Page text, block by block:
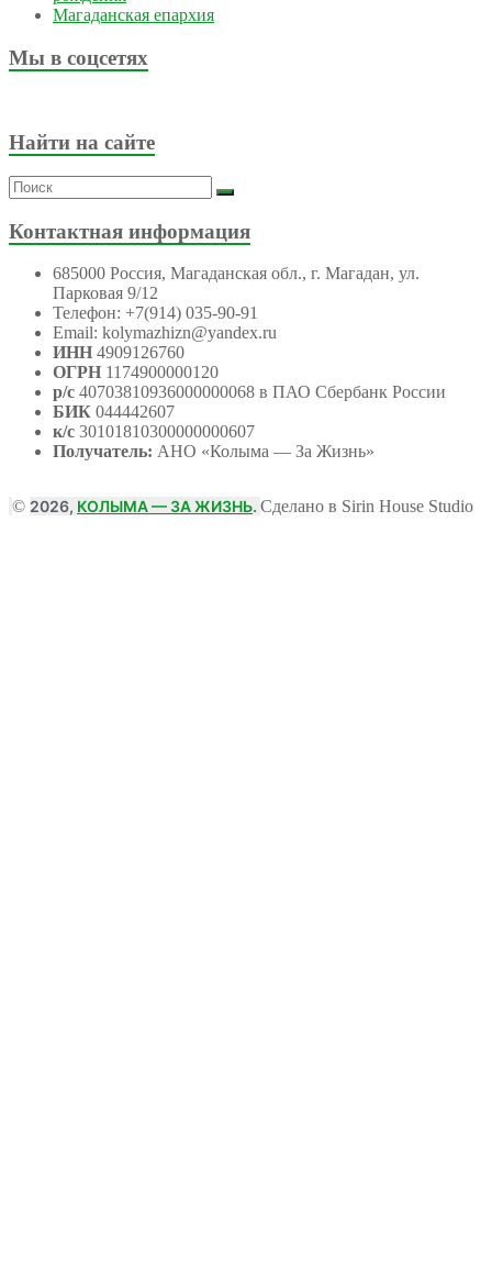
Магаданская епархия
Мы в соцсетях
Найти на сайте
Контактная информация
685000 Россия, Магаданская обл., г. Магадан, ул.
Парковая 9/12
Телефон: +7(914) 035-90-91
Email: kolymazhizn@yandex.ru
ИНН 4909126760
ОГРН 1174900000120
р/с 40703810936000000068 в ПАО Сбербанк России
БИК 044442607
к/с 30101810300000000607
Получатель: АНО «Колыма — За Жизнь»
© 2026, КОЛЫМА — ЗА ЖИЗНЬ. Сделано в Sirin House Studio